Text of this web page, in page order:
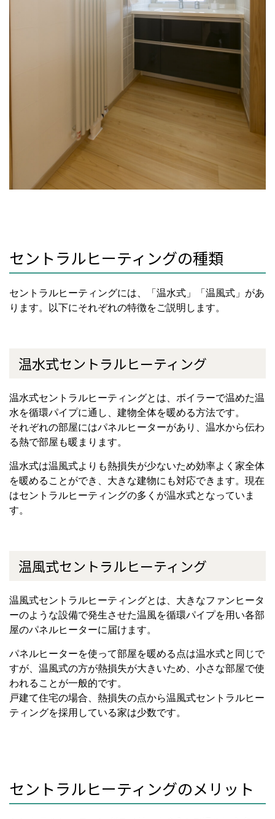
セントラルヒーティングの種類
セントラルヒーティングには、「温水式」「温風式」があ
ります。以下にそれぞれの特徴をご説明します。
温水式セントラルヒーティング
温水式セントラルヒーティングとは、ボイラーで温めた温
水を循環パイプに通し、建物全体を暖める方法です。
それぞれの部屋にはパネルヒーターがあり、温水から伝わ
る熱で部屋も暖まります。
温水式は温風式よりも熱損失が少ないため効率よく家全体
を暖めることができ、大きな建物にも対応できます。現在
はセントラルヒーティングの多くが温水式となっていま
す。
温風式セントラルヒーティング
温風式セントラルヒーティングとは、大きなファンヒータ
ーのような設備で発生させた温風を循環パイプを用い各部
屋のパネルヒーターに届けます。
パネルヒーターを使って部屋を暖める点は温水式と同じで
すが、温風式の方が熱損失が大きいため、小さな部屋で使
われることが一般的です。
戸建て住宅の場合、熱損失の点から温風式セントラルヒー
ティングを採用している家は少数です。
セントラルヒーティングのメリット